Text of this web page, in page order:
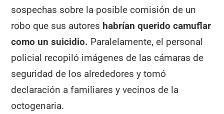
sospechas sobre la posible comisión de un
robo que sus autores habrían querido camuflar
como un suicidio. Paralelamente, el personal
policial recopiló imágenes de las cámaras de
seguridad de los alrededores y tomó
declaración a familiares y vecinos de la
octogenaria.